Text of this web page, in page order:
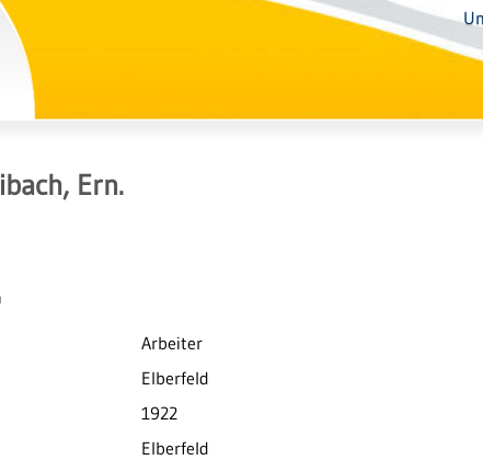
Ern.
Arbeiter
Elberfeld
1922
Elberfeld